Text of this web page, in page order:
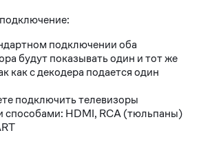
подключении оба
будут показывать один и тот же
как с декодера подается один
подключить телевизоры
способами: HDMI, RCA (тюльпаны)